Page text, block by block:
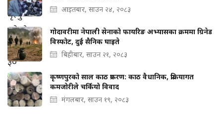
आइतबार, साउन २४, २०८३
गोदावरीमा नेपाली सेनाको फायरिङ अभ्यासका क्रममा ग्रिनेड
विस्फोट, दुई सैनिक घाइते
बिहीबार, साउन २१, २०८३
कृष्णपुरको साल काठ प्रकरण: काठ वैधानिक, प्रक्रियागत
कमजोरीले चर्कियो विवाद
मंगलबार, साउन १९, २०८३